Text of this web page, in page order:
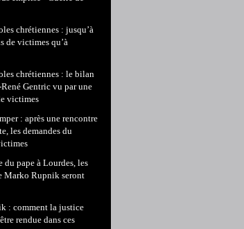
chrétiennes : jusqu’à
de victimes qu’à
chrétiennes : le bilan
René Gentric vu par une
victimes
: après une rencontre
les demandes du
du pape à Lourdes, les
Marko Rupnik seront
: comment la justice
rendue dans ces